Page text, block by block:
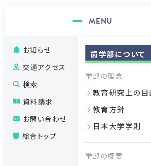
お知らせ
交通アクセス
検索
資料請求
お問い合わせ
総合トップ
歯学部について
学部の理念
教育研究上の目
教育方針
日本大学学則
学部の概要